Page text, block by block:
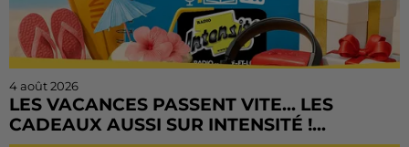
4 août 2026
LES VACANCES PASSENT VITE... LES
CADEAUX AUSSI SUR INTENSITÉ !...